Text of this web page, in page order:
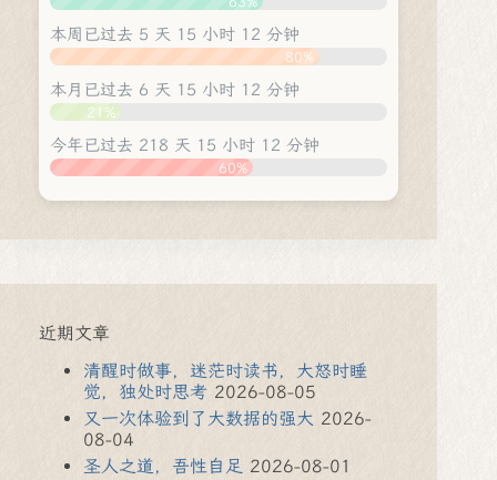
本周已过去 5 天 15 小时 12 分钟
80%
本月已过去 6 天 15 小时 12 分钟
21%
今年已过去 218 天 15 小时 12 分钟
60%
近期文章
清醒时做事，迷茫时读书，大怒时睡
觉，独处时思考 2026-08-05
又一次体验到了大数据的强大 2026-
08-04
圣人之道，吾性自足 2026-08-01